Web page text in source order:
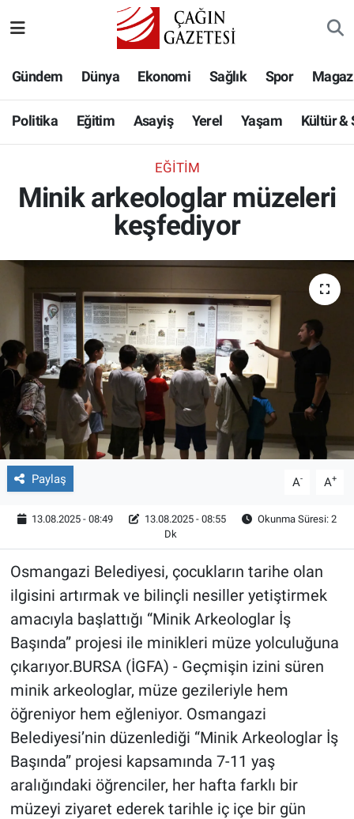
Gündem Dünya Ekonomi Sağlık Spor
Politika Eğitim Asayiş Yerel Yaşam Kültür &
EĞITIM
Minik arkeologlar müzeleri
keşfediyor
Paylaş A- A+
13.08.2025 - 08:49 13.08.2025 - 08:55
Okunma Süresi: 2
Dk
Osmangazi Belediyesi, çocukların tarihe olan
ilgisini artırmak ve bilinçli nesiller yetiştirmek
amacıyla başlattığı “Minik Arkeologlar İş
Başında” projesi ile minikleri müze yolculuğuna
çıkarıyor.BURSA (İGFA) - Geçmişin izini süren
minik arkeologlar, müze gezileriyle hem
öğreniyor hem eğleniyor. Osmangazi
Belediyesi’nin düzenlediği “Minik Arkeologlar İş
Başında” projesi kapsamında 7-11 yaş
aralığındaki öğrenciler, her hafta farklı bir
müzeyi ziyaret ederek tarihle iç içe bir gün
Eğitim
Asayiş
Kültür & Sanat
Bilim-Teknoloji
Köşe Yazıları
Röportaj
Video Galeri
Hava Durumu
Namaz Vakitleri
Süper Lig Puan Durumu ve Fikstür
Tüm Manşetler
Son Dakika Haberleri
Haber Arşivi